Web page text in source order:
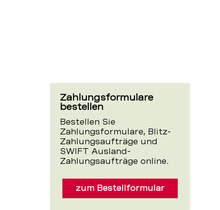
Zahlungsformulare
bestellen
Bestellen Sie
Zahlungsformulare, Blitz-
Zahlungsaufträge und
SWIFT Ausland-
Zahlungsaufträge online.
zum Bestellformular